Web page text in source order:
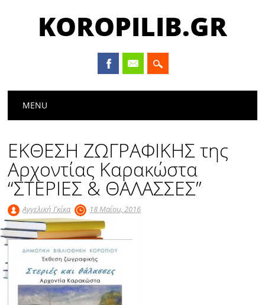
KOROPILIB.GR
Main menu
MENU
ΕΚΘΕΣΗ ΖΩΓΡΑΦΙΚΗΣ της
Αρχοντίας Καρακώστα
“ΣΤΕΡΙΕΣ & ΘΑΛΑΣΣΕΣ”
Αγγελική Γκίκα 18 Μαΐου, 2016